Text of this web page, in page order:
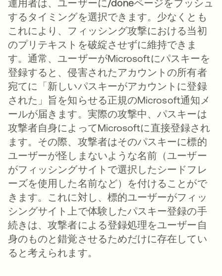
運用者は、ユーザーに/doneページをプッシュ
するタイミングを選択できます。少なくとも
これにより、フィッシング攻撃における当初
のプリテキストを破綻させずに維持できま
す。通常、ユーザーがMicrosoftにパスキーを
登録すると、侵害されたアカウントの所有者
宛てに「新しいパスキーがアカウントに登録
された」旨を知らせる正規のMicrosoft通知メ
ールが届きます。実際の攻撃中、パスキーは
攻撃者自身によってMicrosoftに直接登録され
ます。その際、攻撃者はそのパスキーに標的
ユーザーが怪しまないような名前（ユーザー
がフィッシングサイトで選択したシードフレ
ーズを使用した名前など）を付けることがで
きます。これに対し、標的ユーザーがフィッ
シングサイト上で体験したパスキー登録の手
続きは、攻撃者による登録処理をユーザー自
身のものと錯覚させるためだけに存在してい
ると考えられます。